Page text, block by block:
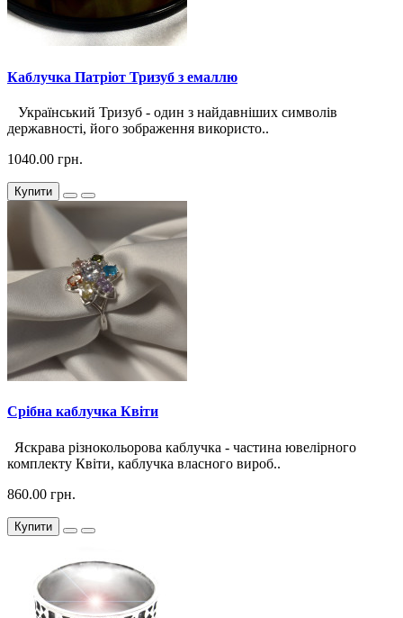
Каблучка Патріот Тризуб з емаллю
Український Тризуб - один з найдавніших символів
державності, його зображення використо..
1040.00 грн.
Купити
Срібна каблучка Квіти
Яскрава різнокольорова каблучка - частина ювелірного
комплекту Квіти, каблучка власного вироб..
860.00 грн.
Купити